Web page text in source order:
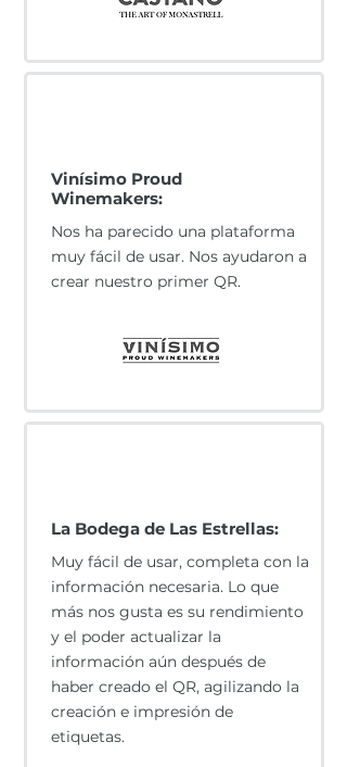
Vinísimo Proud
Winemakers:
Nos ha parecido una plataforma
muy fácil de usar. Nos ayudaron a
crear nuestro primer QR.
​La Bodega de Las Estrellas:
Muy fácil de usar, completa con la
información necesaria. Lo que
más nos gusta es su rendimiento
y el poder actualizar la
información aún después de
haber creado el QR, agilizando la
creación e impresión de
etiquetas.